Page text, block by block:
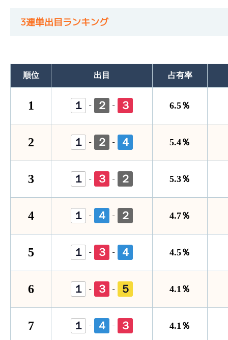
レース結果一覧
前検タイムランキング
進入コース別選手成績
水面特性・進入コース別
スター候補選手
3連単出目ランキング
順位 出目 占有率
1 １ - ２ - ３ 6.5％
2 １ - ２ - ４ 5.4％
3 １ - ３ - ２ 5.3％
4 １ - ４ - ２ 4.7％
5 １ - ３ - ４ 4.5％
6 １ - ３ - ５ 4.1％
7 １ - ４ - ３ 4.1％